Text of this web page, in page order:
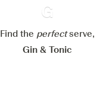
Ginventory
Find the perfectserve,
Gin & Tonic
Alle Cookies akzeptieren